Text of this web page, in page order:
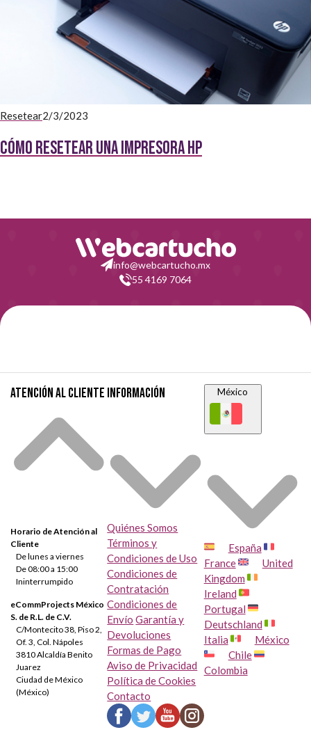
Resetear2/3/2023
Cómo resetear una impresora HP
info@webcartucho.mx
55 4169 7064
Atención al cliente
Horario de Atención al
Cliente
De lunes a viernes
De 08:00 a 15:00
Ininterrumpido
eCommProjects México
S. de R.L. de C.V.
C/Montecito 38, Piso 2,
Of. 3, Col. Nápoles
3810 Alcaldía Benito
Juarez
Ciudad de México
(México)
Información
Quiénes Somos
Términos y
Condiciones de Uso
Condiciones de
Contratación
Condiciones de
Envío Garantía y
Devoluciones
Formas de Pago
Aviso de Privacidad
Política de Cookies
Contacto
México
España
France
United
Kingdom
Ireland
Portugal
Deutschland
Italia
México
Chile
Colombia